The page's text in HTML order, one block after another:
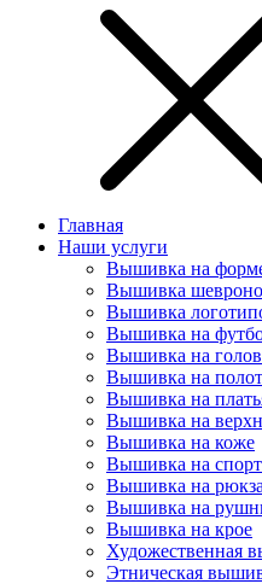
Главная
Наши услуги
Вышивка на
Вышивка
Вышивка
Вышивка на
Вышивка на
Вышивка на
Вышивка на
Вышивка на
Вышивка на коже
Вышивка на
Вышивка на
Вышивка на
Вышивка на крое
Художественная
Этническая